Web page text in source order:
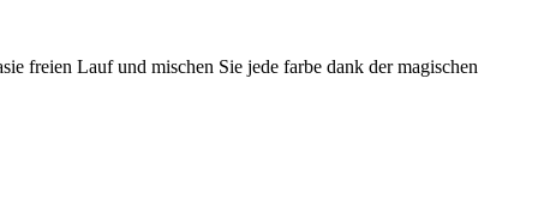
freien Lauf und mischen Sie jede farbe dank der magischen